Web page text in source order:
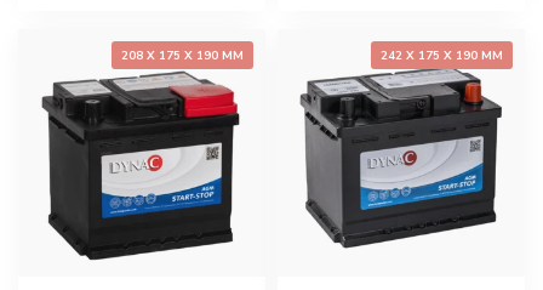
208 X 175 X 190 MM 242 X 175 X 190 MM